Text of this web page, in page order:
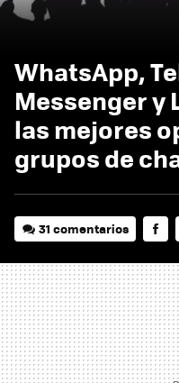
WhatsApp,
Messenger y
las mejores
grupos de
31 comentarios